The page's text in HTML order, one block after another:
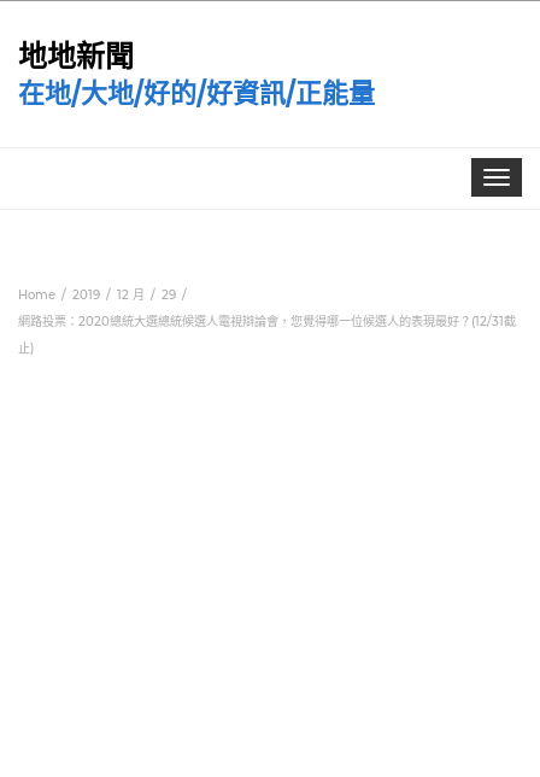
地地新聞
在地/大地/好的/好資訊/正能量
Toggle
Home 2019 12 月
29
網路投票：2020總統大選總統候選人電視辯論會，您覺得哪一位候選人的表現最好？(12/31截
止)